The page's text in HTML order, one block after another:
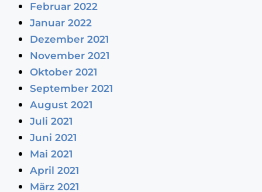
Februar 2022
Januar 2022
Dezember 2021
November 2021
Oktober 2021
September 2021
August 2021
Juli 2021
Juni 2021
Mai 2021
April 2021
März 2021